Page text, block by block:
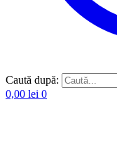
Caută după:
0,00 lei 0